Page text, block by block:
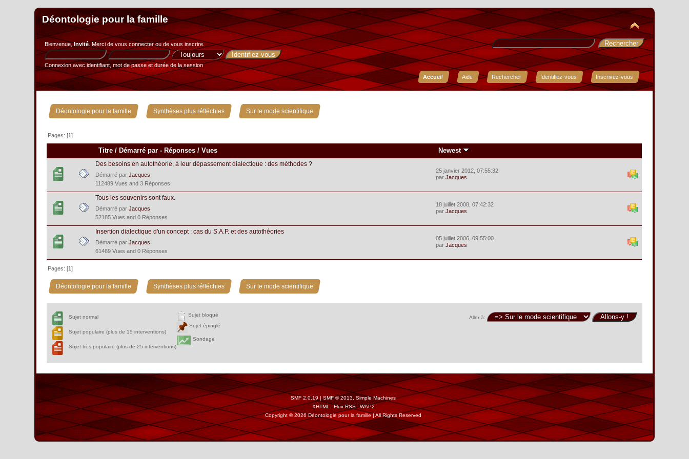
Déontologie pour la famille
Bienvenue,Invité. Merci devous connecterou devous inscrire.
Connexion avec identifiant, mot de passe et durée de la session
Accueil
Aide Rechercher Identifiez-vous Inscrivez-vous
Déontologie pour la famille » Synthèses plus réfléchies » Sur le mode scientifique
Pages: [1]
Titre / Démarré par - Réponses /Vues Newest
Des besoins en autothéorie, à leur dépassement dialectique : des méthodes ?
Démarré parJacques
112489 Vues and 3 Réponses
25 janvier 2012, 07:55:32
parJacques
Tous les souvenirs sont faux.
Démarré parJacques
52185 Vues and 0 Réponses
18 juillet 2008, 07:42:32
parJacques
Insertion dialectique d'un concept : cas du S.A.P. et des autothéories
Démarré parJacques
61469 Vues and 0 Réponses
05 juillet 2006, 09:55:00
parJacques
Pages: [1]
Déontologie pour la famille » Synthèses plus réfléchies » Sur le mode scientifique
Aller à:
Sujet normal
Sujet populaire (plus de 15 interventions)
Sujet très populaire (plus de 25 interventions)
Sujet bloqué
Sujet épinglé
Sondage
SMF 2.0.19 | SMF © 2013
Simple Machines
XHTML
Flux RSS
WAP2
Copyright © 2026 Déontologie pour la famille | All Rights Reserved